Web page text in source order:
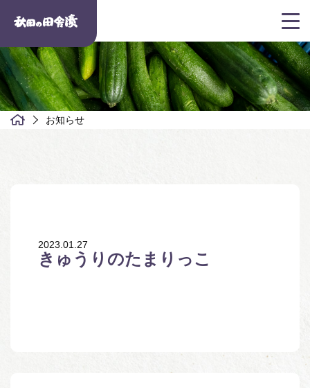
お知らせ
2023.01.27
きゅうりのたまりっこ